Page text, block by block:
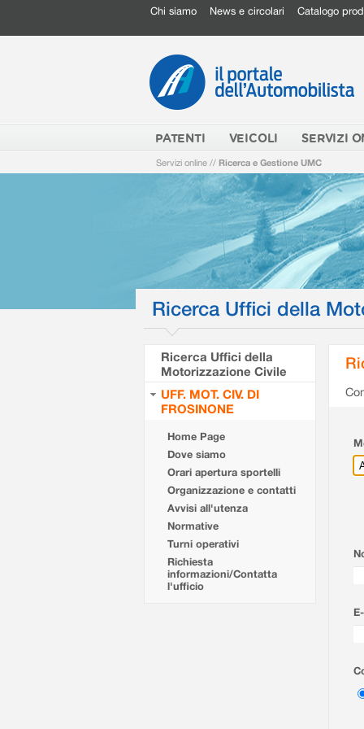
Chi siamo News e circolari Catalogo
PATENTI VEICOLI SERVIZI
Servizi online // Ricerca e Gestione UMC
Ricerca Uffici della
Ricerca Uffici della
Motorizzazione Civile
UFF. MOT. CIV. DI
FROSINONE
Home Page
Dove siamo
Orari apertura sportelli
Organizzazione e contatti
Avvisi all'utenza
Normative
Turni operativi
Richiesta
informazioni/Contatta
l'ufficio